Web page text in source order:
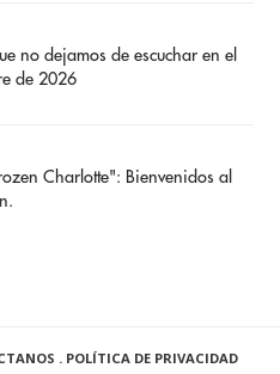
no dejamos de escuchar en el
de 2026
Charlotte": Bienvenidos al
. POLÍTICA DE PRIVACIDAD